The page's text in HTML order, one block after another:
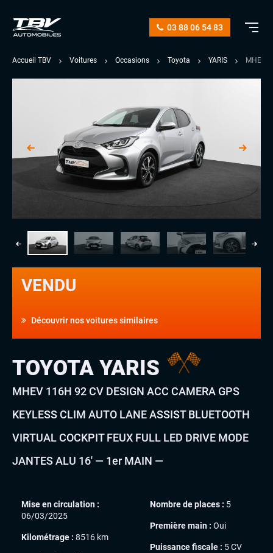
03 88 06 54 83
Accueil TBV Voitures Occasions Toyota YARIS MHEV
VENDU
Découvrir nos voitures similaires
TOYOTA YARIS
MHEV 116H 92 CV DESIGN ACC CAMERA GPS
KEYLESS CLIM AUTO LANE ASSIST BLUETOOTH
VIRTUAL COCKPIT FEUX FULL LED DRIVE MODE
JANTES ALU 16′ — 1er MAIN —
Mise en circulation :
06/03/2025
Kilométrage : 8516 km
Nombre de places : 5
Première main : Oui
Puissance fiscale : 5 CV